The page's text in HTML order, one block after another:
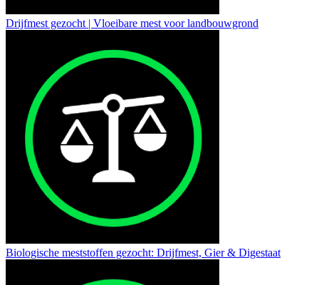
Drijfmest gezocht | Vloeibare mest voor landbouwgrond
Biologische meststoffen gezocht: Drijfmest, Gier & Digestaat